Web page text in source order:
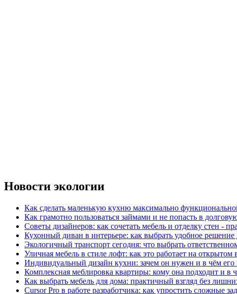
Новости экологии
Как сделать маленькую кухню максимально
Как грамотно пользоваться займами и не попасть в
Советы дизайнеров: как сочетать мебель и отделку стен -
Кухонный диван в интерьере: как выбрать удобное решение
Экологичный транспорт сегодня: что выбрать
Уличная мебель в стиле лофт: как это работает на открытом
Индивидуальный дизайн кухни: зачем он нужен и в чём его
Комплексная меблировка квартиры: кому она подходит и в
Как выбрать мебель для дома: практичный взгляд без
Cursor Pro в работе разработчика: как упростить сложные